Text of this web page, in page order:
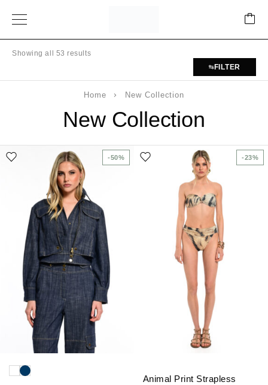
Showing all 53 results
FILTER
New Collection
Home New Collection
-50% -23%
Animal Print Strapless